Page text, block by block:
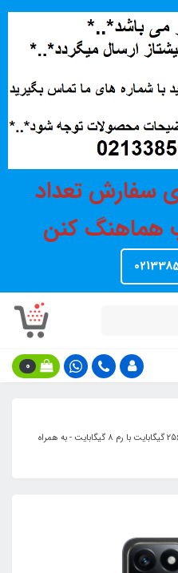
سفارش تعداد
هماهنگ کنن
0
گوشی آنر X7c رجیسترشده دو سیم‌کارت 256 گیگابایت با رم 8 گیگابایت - به همراه